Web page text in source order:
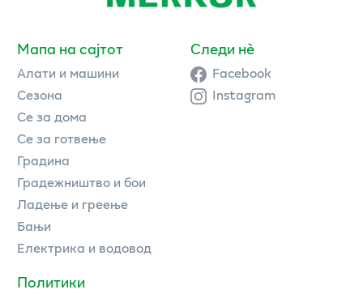
Мапа на сајтот
Алати и машини
Сезона
Се за дома
Се за готвење
Градина
Градежништво и бои
Ладење и греење
Бањи
Електрика и водовод
Политики
Следи нè
Facebook
Instagram